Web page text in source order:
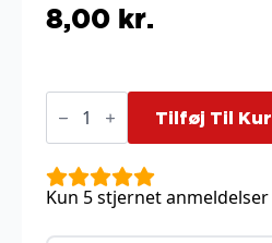
8,00 kr.
Kyurem
(Holo)
antal
Tilføj Til
Kun 5 stjernet